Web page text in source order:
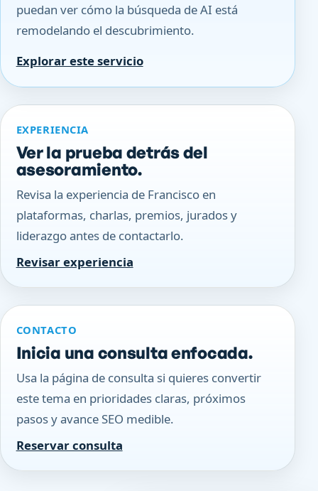
puedan ver cómo la búsqueda de AI está
remodelando el descubrimiento.
Explorar este servicio
EXPERIENCIA
Ver la prueba detrás del
asesoramiento.
Revisa la experiencia de Francisco en
plataformas, charlas, premios, jurados y
liderazgo antes de contactarlo.
Revisar experiencia
CONTACTO
Inicia una consulta enfocada.
Usa la página de consulta si quieres convertir
este tema en prioridades claras, próximos
pasos y avance SEO medible.
Reservar consulta